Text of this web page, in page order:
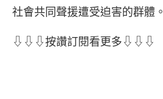
社會共同聲援遭受迫害的群體。
⇩⇩⇩按讚訂閱看更多⇩⇩⇩